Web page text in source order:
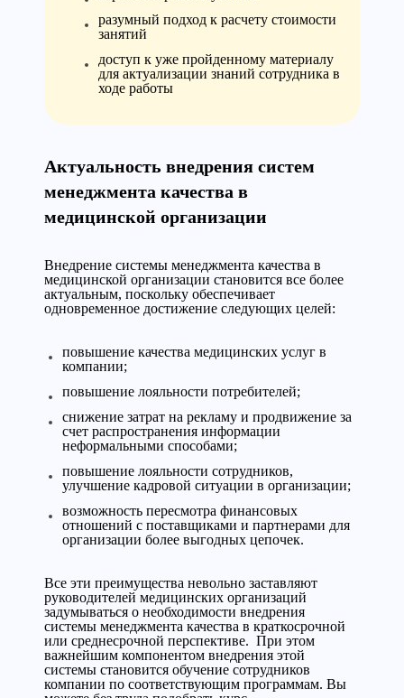
разумный подход к расчету стоимости
занятий
доступ к уже пройденному материалу
для актуализации знаний сотрудника в
ходе работы
Актуальность внедрения систем
менеджмента качества в
медицинской организации
Внедрение системы менеджмента качества в
медицинской организации становится все более
актуальным, поскольку обеспечивает
одновременное достижение следующих целей:
повышение качества медицинских услуг в
компании;
повышение лояльности потребителей;
снижение затрат на рекламу и продвижение за
счет распространения информации
неформальными способами;
повышение лояльности сотрудников,
улучшение кадровой ситуации в организации;
возможность пересмотра финансовых
отношений с поставщиками и партнерами для
организации более выгодных цепочек.
Все эти преимущества невольно заставляют
руководителей медицинских организаций
задумываться о необходимости внедрения
системы менеджмента качества в краткосрочной
или среднесрочной перспективе. При этом
важнейшим компонентом внедрения этой
системы становится обучение сотрудников
компании по соответствующим программам. Вы